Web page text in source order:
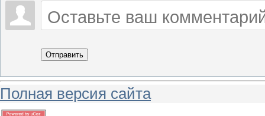
Отправить
Полная версия сайта